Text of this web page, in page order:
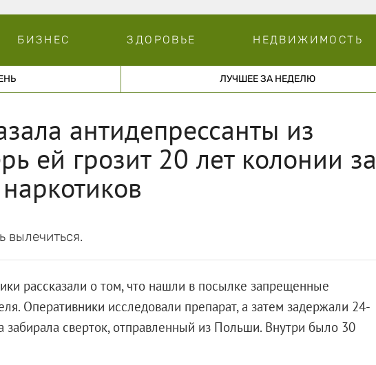
БИЗНЕС ЗДОРОВЬЕ НЕДВИЖИМОСТЬ
ЛУЧШЕЕ ЗА НЕДЕЛЮ
антидепрессанты из
ей грозит 20 лет колонии за
вылечиться.
рассказали о том, что нашли в посылке запрещенные
Оперативники исследовали препарат, а затем задержали 24-
сверток, отправленный из Польши. Внутри было 30